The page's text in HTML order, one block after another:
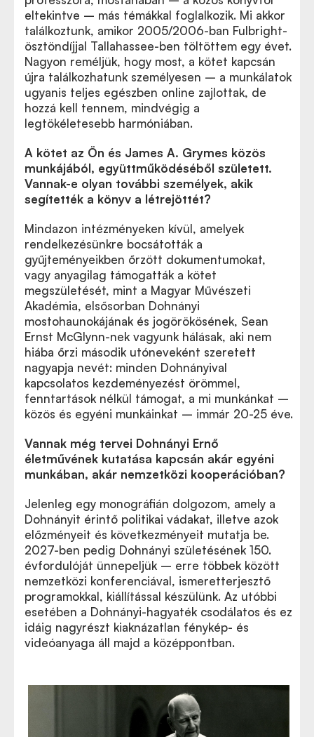
eltekintve – más témákkal foglalkozik. Mi akkor
találkoztunk, amikor 2005/2006-ban Fulbright-
ösztöndíjjal Tallahassee-ben töltöttem egy évet.
Nagyon reméljük, hogy most, a kötet kapcsán
újra találkozhatunk személyesen – a munkálatok
ugyanis teljes egészben online zajlottak, de
hozzá kell tennem, mindvégig a
legtökéletesebb harmóniában.
A kötet az Ön és James A. Grymes közös
munkájából, együttműködéséből született.
Vannak-e olyan további személyek, akik
segítették a könyv a létrejöttét?
Mindazon intézményeken kívül, amelyek
rendelkezésünkre bocsátották a
gyűjteményeikben őrzött dokumentumokat,
vagy anyagilag támogatták a kötet
megszületését, mint a Magyar Művészeti
Akadémia, elsősorban Dohnányi
mostohaunokájának és jogörökösének, Sean
Ernst McGlynn-nek vagyunk hálásak, aki nem
hiába őrzi második utóneveként szeretett
nagyapja nevét: minden Dohnányival
kapcsolatos kezdeményezést örömmel,
fenntartások nélkül támogat, a mi munkánkat –
közös és egyéni munkáinkat – immár 20-25 éve.
Vannak még tervei Dohnányi Ernő
életművének kutatása kapcsán akár egyéni
munkában, akár nemzetközi kooperációban?
Jelenleg egy monográfián dolgozom, amely a
Dohnányit érintő politikai vádakat, illetve azok
előzményeit és következményeit mutatja be.
2027-ben pedig Dohnányi születésének 150.
évfordulóját ünnepeljük – erre többek között
nemzetközi konferenciával, ismeretterjesztő
programokkal, kiállítással készülünk. Az utóbbi
esetében a Dohnányi-hagyaték csodálatos és ez
idáig nagyrészt kiaknázatlan fénykép- és
videóanyaga áll majd a középpontban.